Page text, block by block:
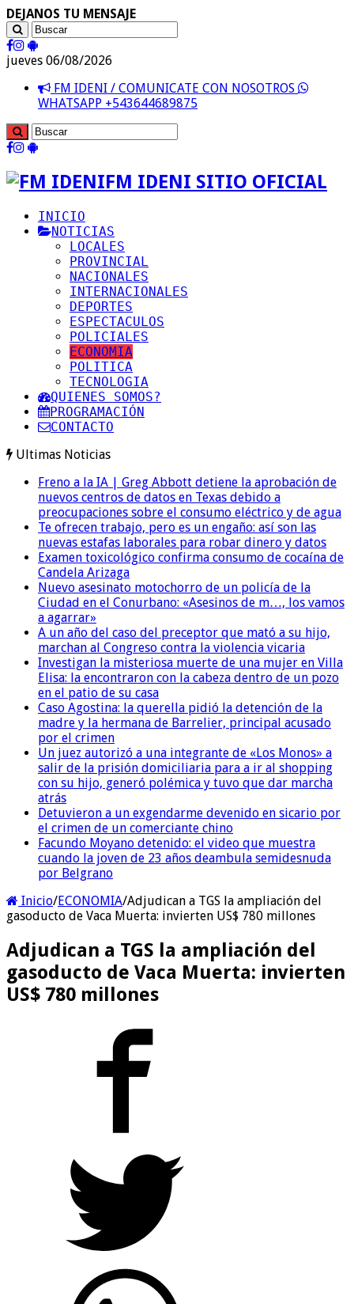
DEJANOS TU MENSAJE
jueves 06/08/2026
FM IDENI / COMUNICATE CON NOSOTROS
WHATSAPP +543644689875
FM IDENI SITIO OFICIAL
INICIO
NOTICIAS
LOCALES
PROVINCIAL
NACIONALES
INTERNACIONALES
DEPORTES
ESPECTACULOS
POLICIALES
ECONOMIA
POLITICA
TECNOLOGIA
QUIENES SOMOS?
PROGRAMACIÓN
CONTACTO
Ultimas Noticias
Freno a la IA | Greg Abbott detiene la aprobación de
nuevos centros de datos en Texas debido a
preocupaciones sobre el consumo eléctrico y de agua
Te ofrecen trabajo, pero es un engaño: así son las
nuevas estafas laborales para robar dinero y datos
Examen toxicológico confirma consumo de cocaína de
Candela Arizaga
Nuevo asesinato motochorro de un policía de la
Ciudad en el Conurbano: «Asesinos de m…, los vamos
a agarrar»
A un año del caso del preceptor que mató a su hijo,
marchan al Congreso contra la violencia vicaria
Investigan la misteriosa muerte de una mujer en Villa
Elisa: la encontraron con la cabeza dentro de un pozo
en el patio de su casa
Caso Agostina: la querella pidió la detención de la
madre y la hermana de Barrelier, principal acusado
por el crimen
Un juez autorizó a una integrante de «Los Monos» a
salir de la prisión domiciliaria para a ir al shopping
con su hijo, generó polémica y tuvo que dar marcha
atrás
Detuvieron a un exgendarme devenido en sicario por
el crimen de un comerciante chino
Facundo Moyano detenido: el video que muestra
cuando la joven de 23 años deambula semidesnuda
por Belgrano
Inicio/ECONOMIA/Adjudican a TGS la ampliación del
gasoducto de Vaca Muerta: invierten US$ 780 millones
Adjudican a TGS la ampliación del
gasoducto de Vaca Muerta: invierten
US$ 780 millones